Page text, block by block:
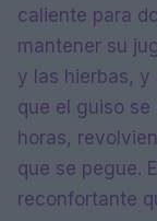
caliente para
mantener su
y las hierbas, y
que el guiso
horas,
que se pegue.
reconfortante